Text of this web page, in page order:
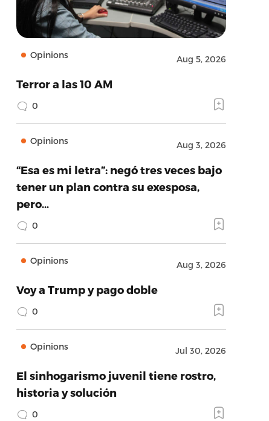
Opinions Aug 5, 2026
Terror a las 10 AM
0
Opinions Aug 3, 2026
“Esa es mi letra”: negó tres veces bajo
tener un plan contra su exesposa,
pero…
0
Opinions Aug 3, 2026
Voy a Trump y pago doble
0
Opinions Jul 30, 2026
El sinhogarismo juvenil tiene rostro,
historia y solución
0